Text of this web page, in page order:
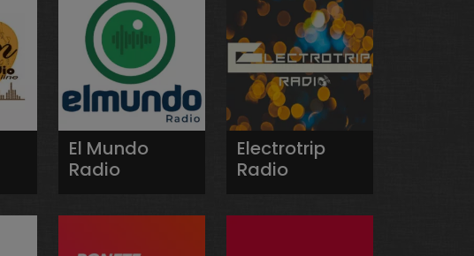
El Mundo
Radio
Electrotrip
Radio